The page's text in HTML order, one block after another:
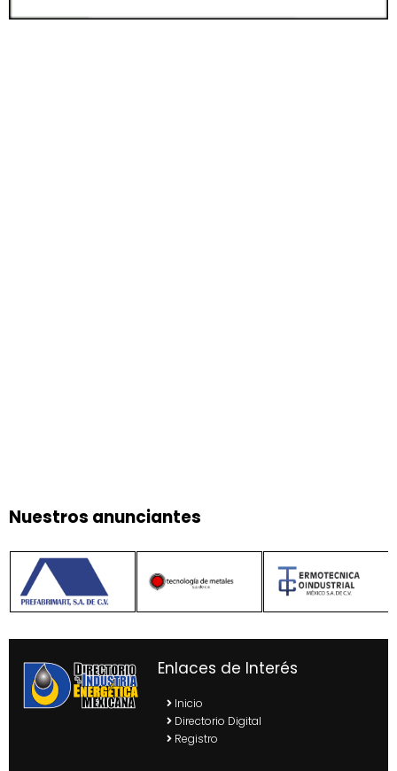
Nuestros anunciantes
Enlaces de Interés
Inicio
Directorio Digital
Registro